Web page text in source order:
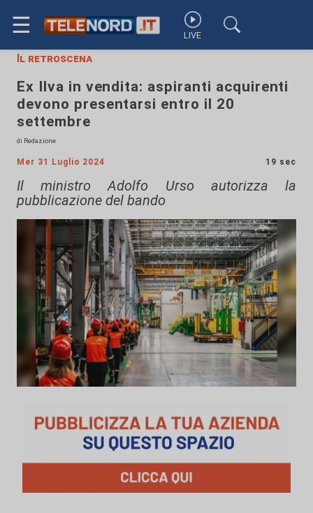
☰ LIVE
Il retroscena
Ex Ilva in vendita: aspiranti acquirenti
devono presentarsi entro il 20
settembre
di Redazione
Mer 31 Luglio 2024 19 sec
Il ministro Adolfo Urso autorizza la
pubblicazione del bando